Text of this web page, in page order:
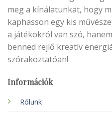
meg a kínálatunkat, hogy
kaphasson egy kis
a játékokról van szó,
benned rejlő kreatív
szórakoztatóan!
Információk
Rólunk